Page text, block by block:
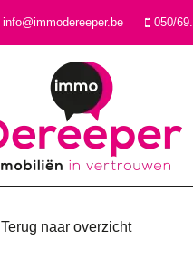
info@immodereeper.be 050/
Terug naar overzicht